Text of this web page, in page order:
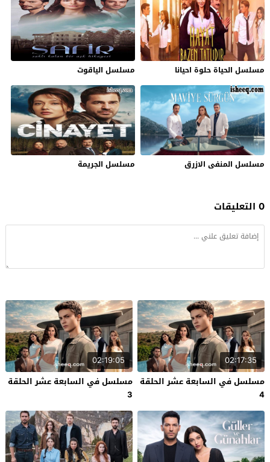
مسلسل الحياة حلوة احيانا مسلسل الياقوت
مسلسل المنفى الازرق مسلسل الجريمة
0 التعليقات
02:17:35
مسلسل في السابعة عشر الحلقة
4
02:19:05
مسلسل في السابعة عشر الحلقة
3